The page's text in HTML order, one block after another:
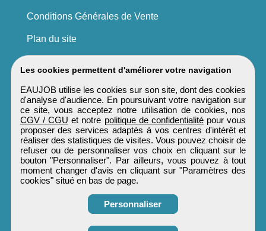
Les cookies permettent d'améliorer votre navigation
EAUJOB utilise les cookies sur son site, dont des cookies
d'analyse d'audience. En poursuivant votre navigation sur
ce site, vous acceptez notre utilisation de cookies, nos
CGV / CGU et notre politique de confidentialité pour vous
proposer des services adaptés à vos centres d'intérêt et
réaliser des statistiques de visites. Vous pouvez choisir de
refuser ou de personnaliser vos choix en cliquant sur le
bouton "Personnaliser". Par ailleurs, vous pouvez à tout
moment changer d'avis en cliquant sur "Paramètres des
cookies" situé en bas de page.
Personnaliser
Conditions Générales de Vente
Plan du site